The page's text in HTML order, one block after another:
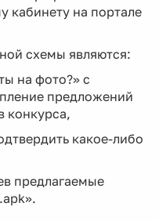
кабинету на портале
схемы являются:
на фото?» с
предложений
конкурса,
какое-либо
предлагаемые